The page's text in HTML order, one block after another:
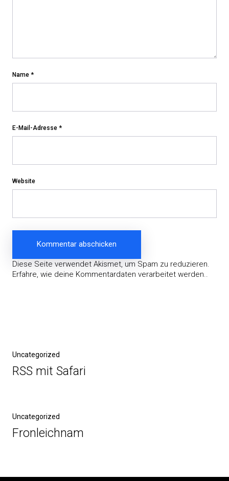
Name *
E-Mail-Adresse *
Website
Diese Seite verwendet Akismet, um Spam zu reduzieren.
Erfahre, wie deine Kommentardaten verarbeitet werden..
Vorheriger
Beitrag
Uncategorized
RSS mit Safari
Nächster
Beitrag
Uncategorized
Fronleichnam